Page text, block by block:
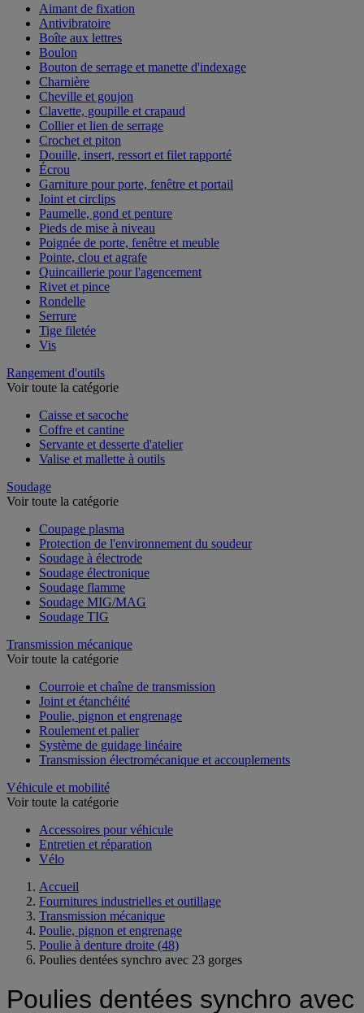
Aimant de fixation
Antivibratoire
Boîte aux lettres
Boulon
Bouton de serrage et manette d'indexage
Charnière
Cheville et goujon
Clavette, goupille et crapaud
Collier et lien de serrage
Crochet et piton
Douille, insert, ressort et filet rapporté
Écrou
Garniture pour porte, fenêtre et portail
Joint et circlips
Paumelle, gond et penture
Pieds de mise à niveau
Poignée de porte, fenêtre et meuble
Pointe, clou et agrafe
Quincaillerie pour l'agencement
Rivet et pince
Rondelle
Serrure
Tige filetée
Vis
Rangement d'outils
Voir toute la catégorie
Caisse et sacoche
Coffre et cantine
Servante et desserte d'atelier
Valise et mallette à outils
Soudage
Voir toute la catégorie
Coupage plasma
Protection de l'environnement du soudeur
Soudage à électrode
Soudage électronique
Soudage flamme
Soudage MIG/MAG
Soudage TIG
Transmission mécanique
Voir toute la catégorie
Courroie et chaîne de transmission
Joint et étanchéité
Poulie, pignon et engrenage
Roulement et palier
Système de guidage linéaire
Transmission électromécanique et accouplements
Véhicule et mobilité
Voir toute la catégorie
Accessoires pour véhicule
Entretien et réparation
Vélo
Accueil
Fournitures industrielles et outillage
Transmission mécanique
Poulie, pignon et engrenage
Poulie à denture droite (48)
Poulies dentées synchro avec 23 gorges
Poulies dentées synchro avec